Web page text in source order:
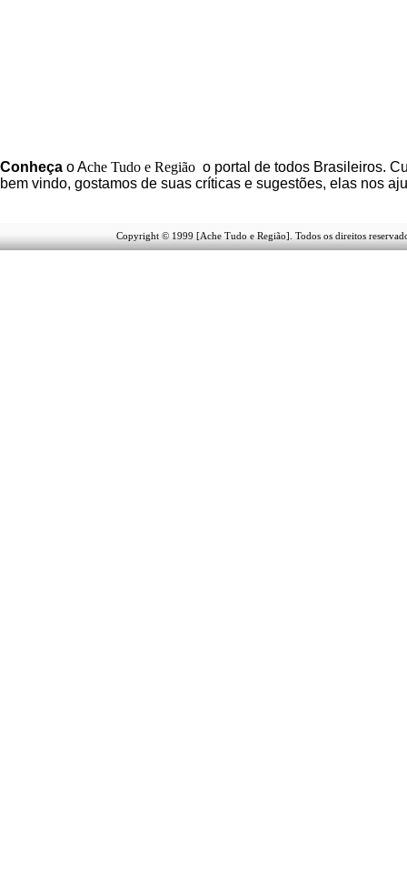
Conheça oAche Tudo e Região o portal de todos Brasileiros.
bem vindo, gostamos de suas críticas e sugestões, elas nos
Copyright © 1999 [Ache Tudo e Região]. Todos os direitos